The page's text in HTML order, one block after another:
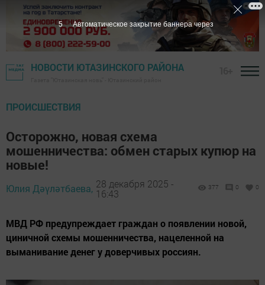
НОВОСТИ ЮТАЗИНСКОГО РАЙОНА
ПРОИСШЕСТВИЯ
Осторожно, новая схема
мошенничества: обмен старых купюр на
новые!
Юлия Дәүләтбаева, 28 декабря 2025 -
16:43
377 0 0
МВД РФ предупреждает граждан о появлении новой,
циничной схемы мошенничества, нацеленной на
выманивание денег у доверчивых россиян.
3 Автоматическое закрытие баннера через